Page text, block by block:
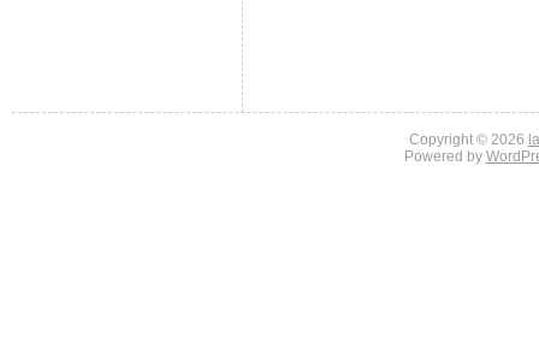
Copyright © 2026
Powered by